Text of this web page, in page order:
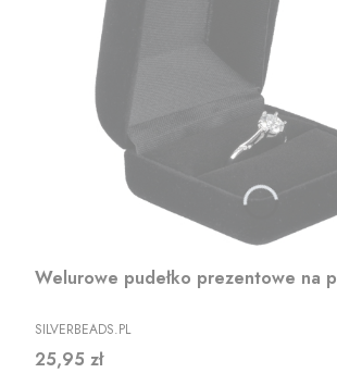
Welurowe pudełko prezentowe na
PRODUCENT
SILVERBEADS.PL
Cena
25,95 zł